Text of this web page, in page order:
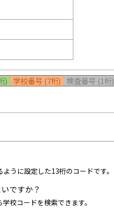
) 学校番号 (7桁) 検査番号 (1桁)
うに設定した13桁のコードです。
ですか？
校コードを検索できます。